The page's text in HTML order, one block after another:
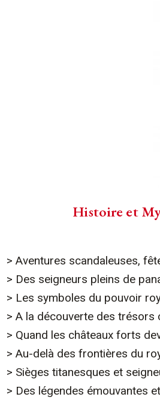
Histoire et
> Aventures scandaleuses,
> Des seigneurs pleins de
> Les symboles du pouvoir
> A la découverte des trésors
> Quand les châteaux forts
> Au-delà des frontières du
> Sièges titanesques et
> Des légendes émouvantes